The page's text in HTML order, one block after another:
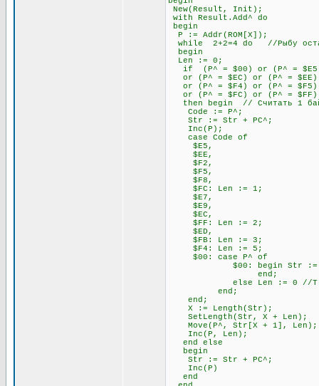
New(Result, Init);
with Result.Add^ do
begin
P := Addr(ROM[X]);
while 2+2=4 do //Рыбу
begin
Len := 0;
if (P^ = $00) or (P^ = $E5)
or (P^ = $EC) or (P^ = $EE)
or (P^ = $F4) or (P^ = $F5)
or (P^ = $FC) or (P^ = $FF)
then begin // Считать 1
Code := P^;
Str := Str + PC^;
Inc(P);
case Code of
$E5,
$EE,
$F2,
$F5,
$F8,
$FC: Len := 1;
$E7,
$E9,
$EC,
$FF: Len := 2;
$ED,
$FB: Len := 3;
$F4: Len := 5;
$00: case P^ of
$00: begin Str := Str +
end;
else Len := 0 //Т.к. 00,
end;
end;
X := Length(Str);
SetLength(Str, X + Len);
Move(P^, Str[X + 1], Len);
Inc(P, Len);
end else
begin
Str := Str + PC^;
Inc(P)
end